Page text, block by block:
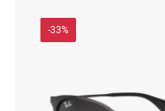
-33%